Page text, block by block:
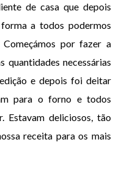
de casa que depois
a todos podermos
por fazer a
necessárias
e depois foi deitar
para o forno e todos
Estavam deliciosos, tão
receita para os mais